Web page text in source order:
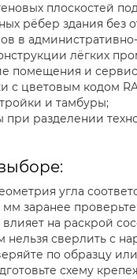
плоскостей
рёбер здания без
в
лёгких
помещения и
с цветовым кодом
и тамбуры;
при разделении
угла
заранее
на раскрой
нельзя сверлить с
по образцу
схему